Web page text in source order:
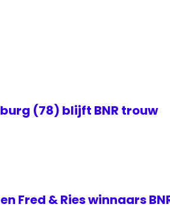
(78) blijft BNR trouw
Fred & Ries winnaars